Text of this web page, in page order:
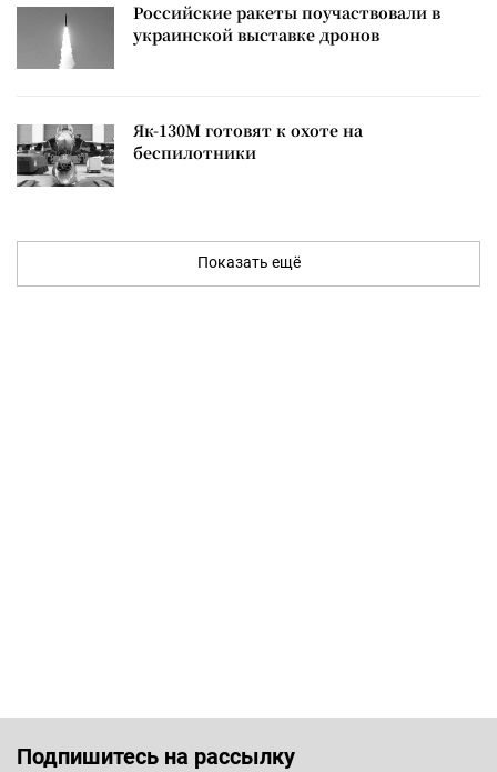
Российские ракеты поучаствовали в
украинской выставке дронов
Як-130М готовят к охоте на
беспилотники
Показать ещё
Подпишитесь на рассылку